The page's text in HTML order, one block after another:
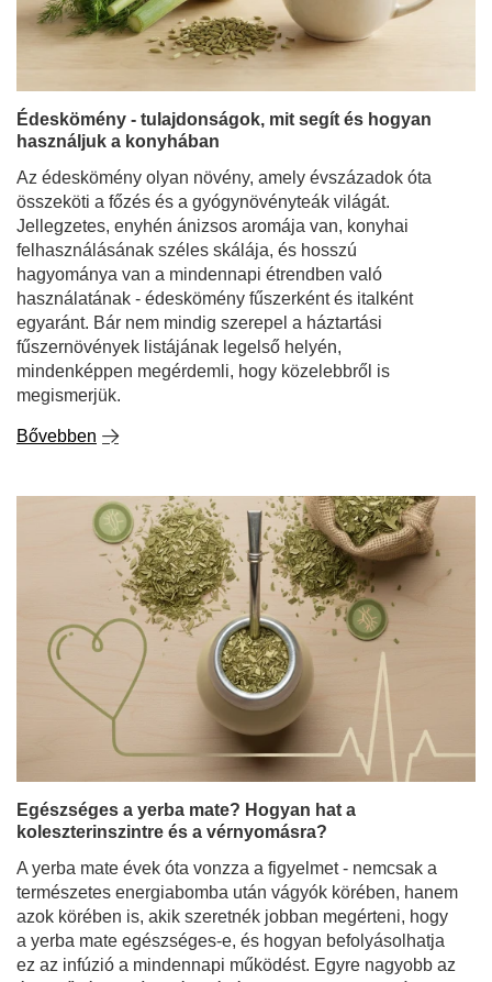
Édeskömény - tulajdonságok, mit segít és hogyan
használjuk a konyhában
Az édeskömény olyan növény, amely évszázadok óta
összeköti a főzés és a gyógynövényteák világát.
Jellegzetes, enyhén ánizsos aromája van, konyhai
felhasználásának széles skálája, és hosszú
hagyománya van a mindennapi étrendben való
használatának - édeskömény fűszerként és italként
egyaránt. Bár nem mindig szerepel a háztartási
fűszernövények listájának legelső helyén,
mindenképpen megérdemli, hogy közelebbről is
megismerjük.
Bővebben
Egészséges a yerba mate? Hogyan hat a
koleszterinszintre és a vérnyomásra?
A yerba mate évek óta vonzza a figyelmet - nemcsak a
természetes energiabomba után vágyók körében, hanem
azok körében is, akik szeretnék jobban megérteni, hogy
a yerba mate egészséges-e, és hogyan befolyásolhatja
ez az infúzió a mindennapi működést. Egyre nagyobb az